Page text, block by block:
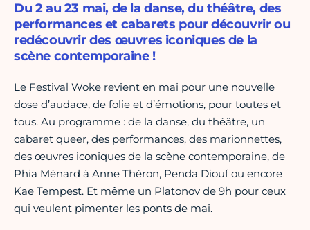
Du 2 au 23 mai, de la danse, du théâtre, des
performances et cabarets pour découvrir ou
redécouvrir des œuvres iconiques de la
scène contemporaine !
Le Festival Woke revient en mai pour une nouvelle
dose d’audace, de folie et d’émotions, pour toutes et
tous. Au programme : de la danse, du théâtre, un
cabaret queer, des performances, des marionnettes,
des œuvres iconiques de la scène contemporaine, de
Phia Ménard à Anne Théron, Penda Diouf ou encore
Kae Tempest. Et même un Platonov de 9h pour ceux
qui veulent pimenter les ponts de mai.